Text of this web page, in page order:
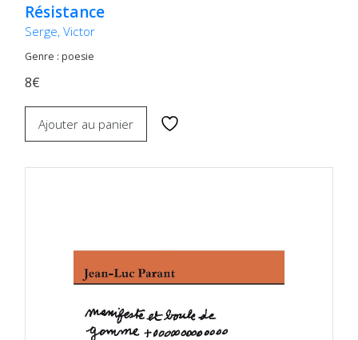
Résistance
Serge, Victor
Genre : poesie
8€
Ajouter au panier